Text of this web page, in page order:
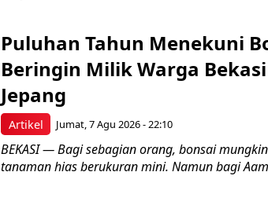
Artikel
Puluhan Tahun Menekuni
Beringin Milik Warga
Jepang
Jumat, 7 Agu 2026 - 22:10
BEKASI — Bagi sebagian orang, bonsai
tanaman hias berukuran mini. Namun bagi